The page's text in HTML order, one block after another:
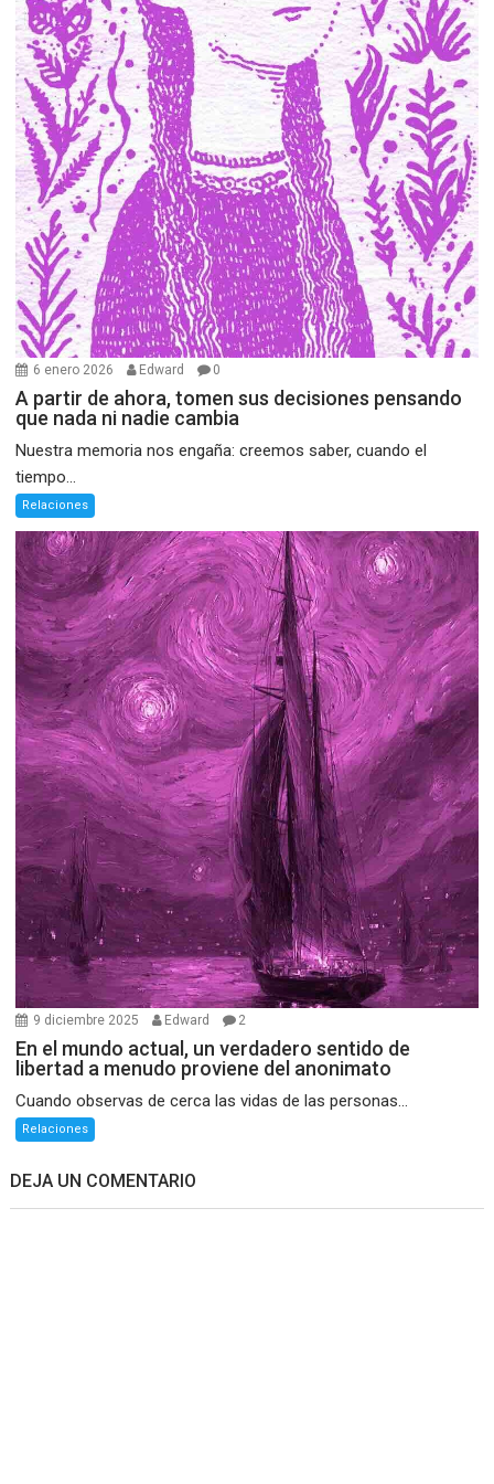
6 enero 2026 Edward 0
A partir de ahora, tomen sus decisiones pensando
que nada ni nadie cambia
Nuestra memoria nos engaña: creemos saber, cuando el
tiempo...
Relaciones
9 diciembre 2025 Edward 2
En el mundo actual, un verdadero sentido de
libertad a menudo proviene del anonimato
Cuando observas de cerca las vidas de las personas...
Relaciones
DEJA UN COMENTARIO